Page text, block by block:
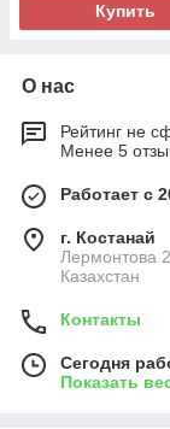
Купить
О нас
Рейтинг не
Менее 5
Работает с
г. Костанай
Лермонтова
Казахстан
Контакты
Сегодня
Показать